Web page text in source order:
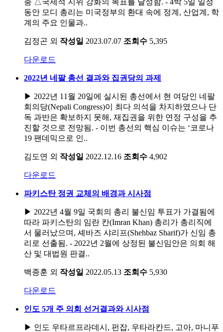
충 △국제적 지위 강화의 목표를 달성함. - 4박 5일 일정
동안 모디 총리는 미국정부의 환대 속에 정계, 산업계, 학
계의 주요 인물과..
김정곤 외 작성일 2023.07.07 조회수 5,395
다운로드
2022년 네팔 총선 결과와 집권당의 과제
▶ 2022년 11월 20일에 실시된 총선에서 현 여당인 네팔
회의당(Nepali Congress)이 최다 의석을 차지하였으나 단
독 과반은 확보하지 못해, 재집권을 위한 연정 구성을 추
진할 것으로 전망됨. - 이번 총선의 핵심 이슈는 ‘코로나
19 팬데믹으로 인..
김도연 외 작성일 2022.12.16 조회수 4,902
다운로드
파키스탄 정권 교체의 배경과 시사점
▶ 2022년 4월 9일 국회의 총리 불신임 투표가 가결됨에
따라 파키스탄의 임란 칸(Imran Khan) 총리가 총리직에
서 물러났으며, 셰바즈 샤리프(Shehbaz Sharif)가 신임 총
리로 선출됨. - 2022년 2월에 상정된 불신임안은 의회 해
산 및 대법원 판결..
백종훈 외 작성일 2022.05.13 조회수 5,930
다운로드
인도 5개 주 의회 선거결과와 시사점
▶ 인도 우타르프라데시, 펀잡, 우타라칸드, 고아, 마니푸